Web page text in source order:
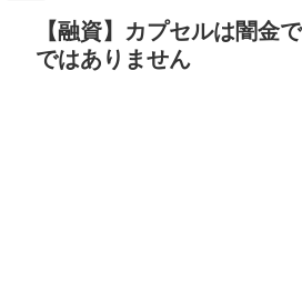
【融資】カプセルは闇金
ではありません